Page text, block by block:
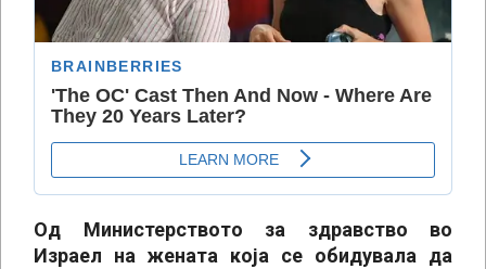
Од Министерството за здравство во
Израел на жената која се обидувала да